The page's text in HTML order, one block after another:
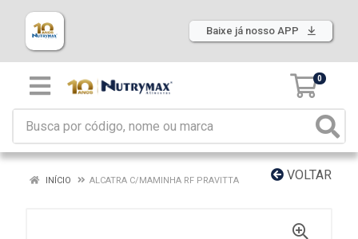
Baixe já nosso APP
0
VOLTAR
INÍCIO ALCATRA C/MAMINHA RF PRAVITTA